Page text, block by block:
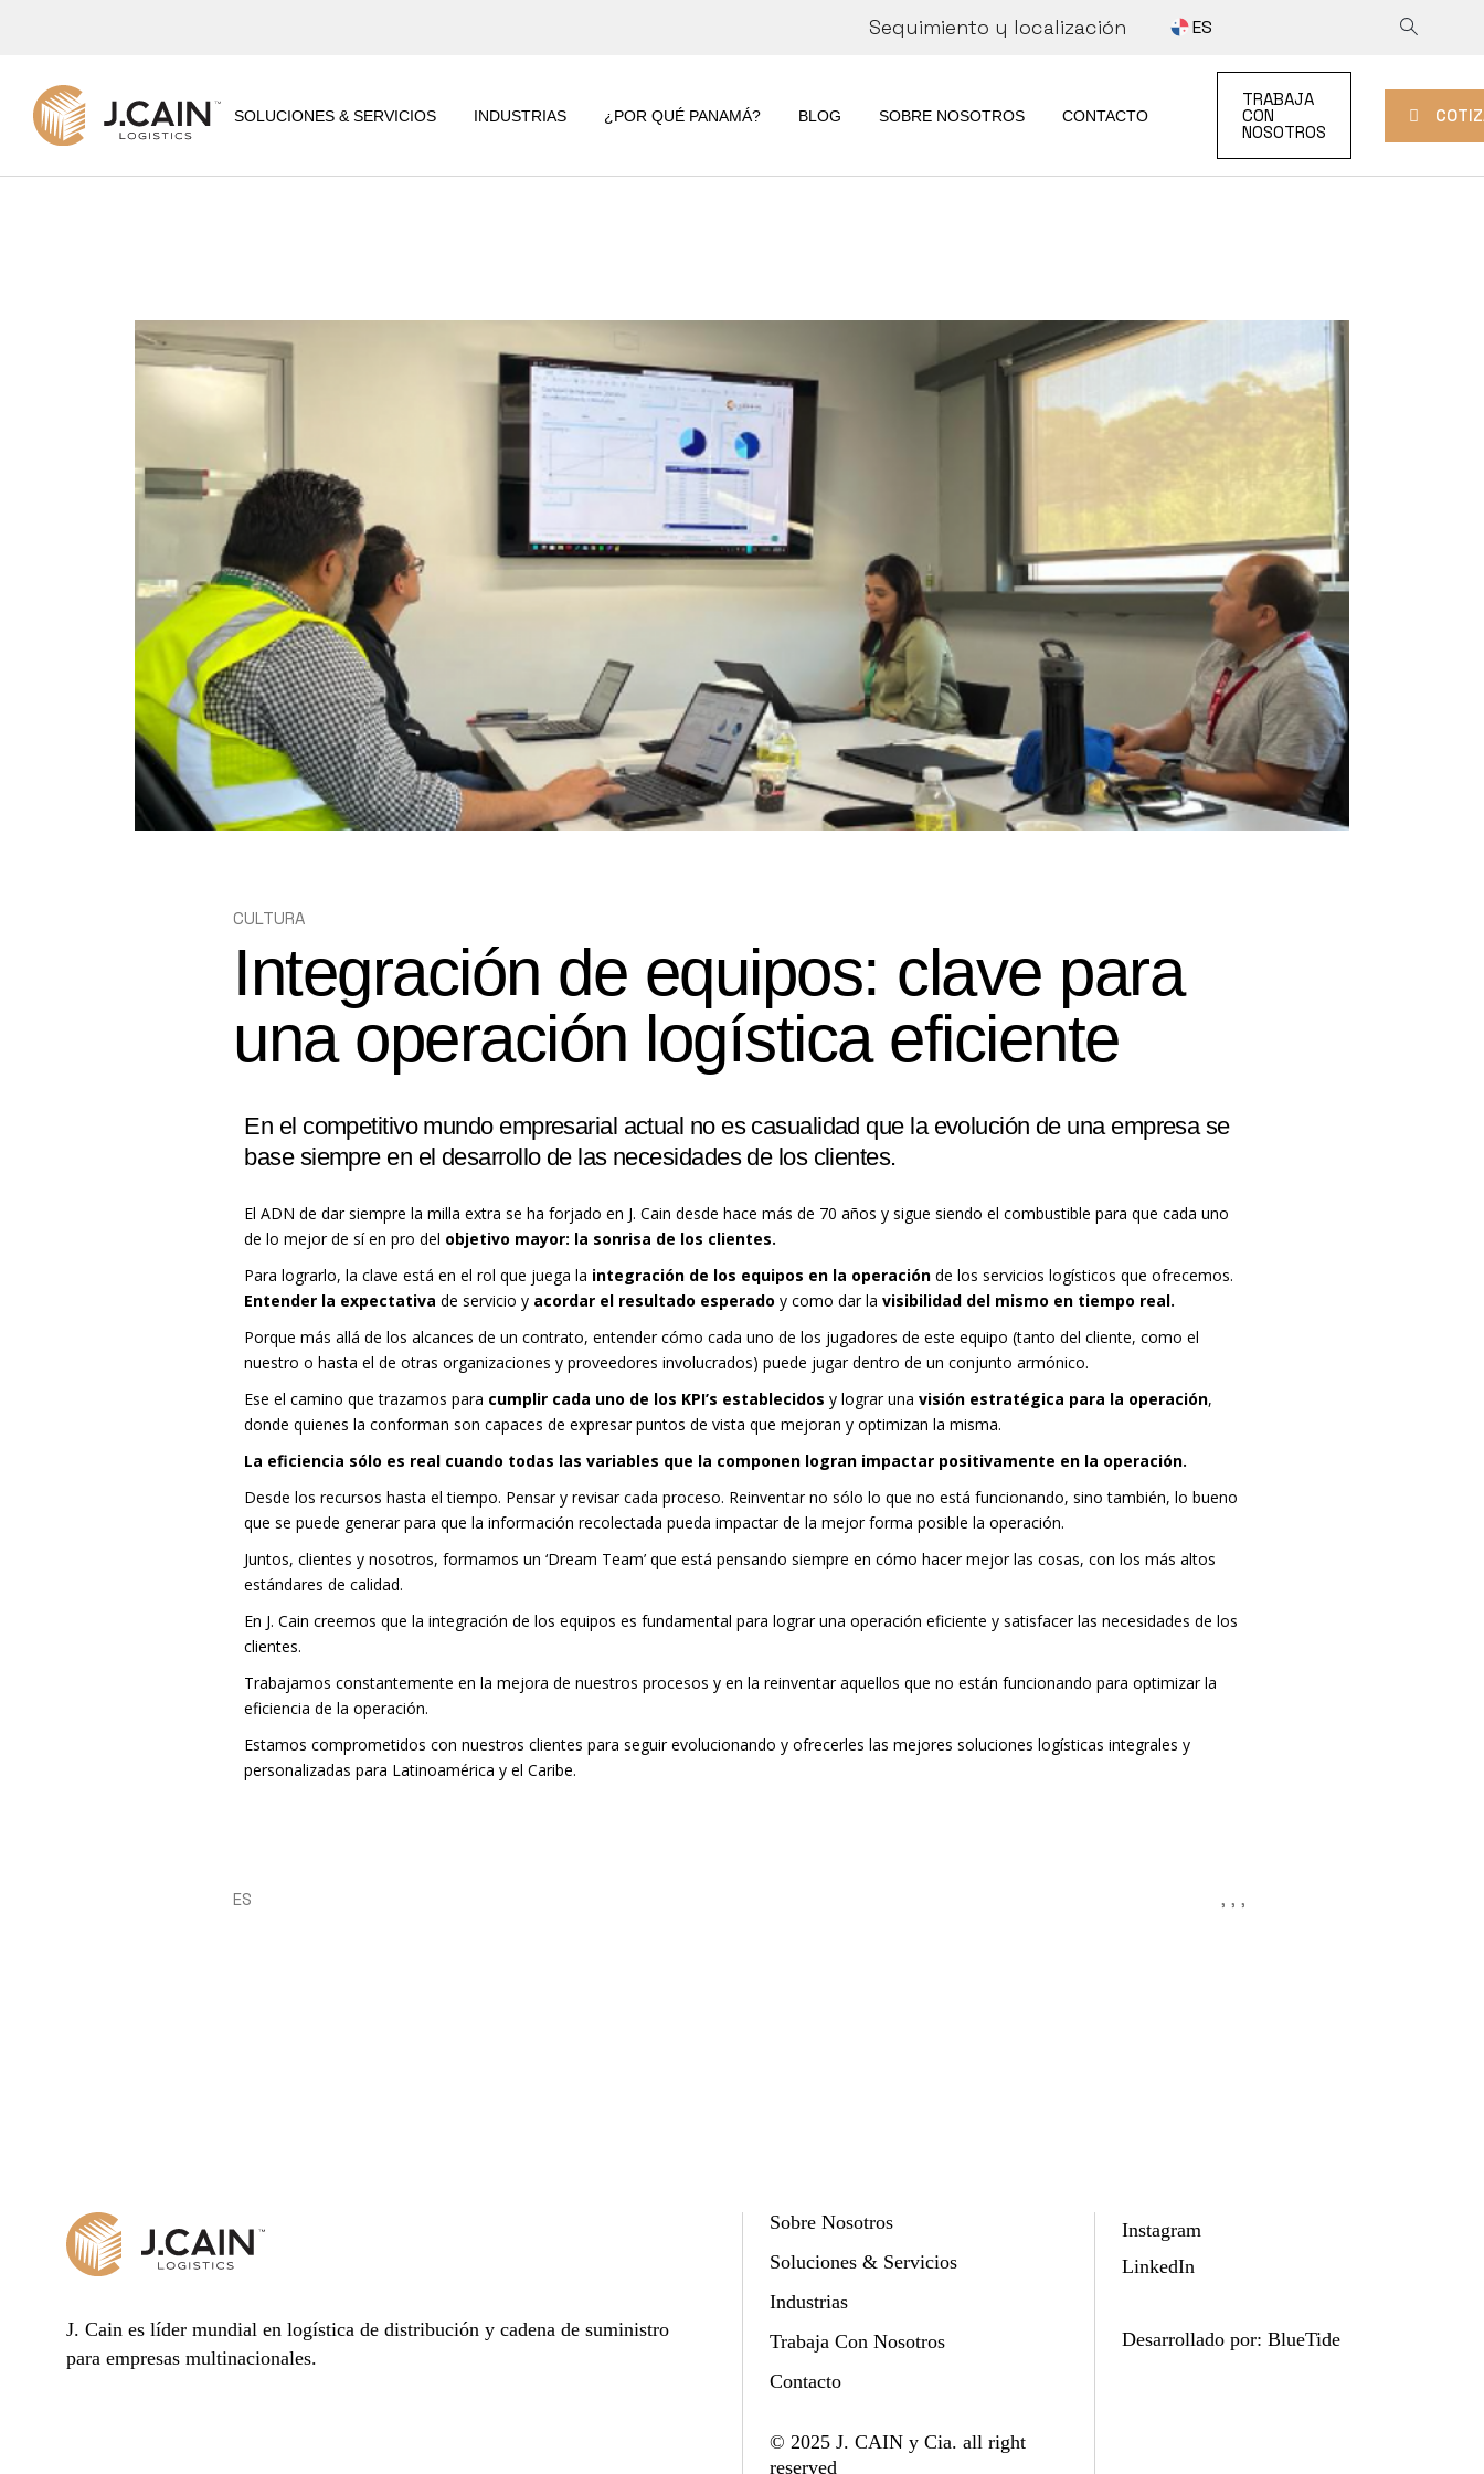
Seguimiento y localización ES
SOLUCIONES & SERVICIOS
4PL LOGÍSTICA DE
TORRE DE CONTROL
SOLUCIONES TI
CENTRO DE COMERCIO
ELECTRÓNICO
INDUSTRIAS ¿POR QUÉ PANAMÁ? BLOG SOBRE NOSOTROS CONTACTO
TRABAJA
CON
NOSOTROS
REGIONAL
CENTRO DE COMERCIO
LOGÍSTICA
TRABAJA CON
CULTURA
Integración de equipos: clave para
una operación logística eficiente
En el competitivo mundo empresarial actual no es casualidad que la evolución de una empresa se
base siempre en el desarrollo de las necesidades de los clientes.
El ADN de dar siempre la milla extra se ha forjado en J. Cain desde hace más de 70 años y sigue siendo el combustible para que cada uno
de lo mejor de sí en pro del objetivo mayor: la sonrisa de los clientes.
Para lograrlo, la clave está en el rol que juega la integración de los equipos en la operación de los servicios logísticos que ofrecemos.
Entender la expectativa de servicio y acordar el resultado esperado y como dar lavisibilidad del mismo en tiempo real.
Porque más allá de los alcances de un contrato, entender cómo cada uno de los jugadores de este equipo (tanto del cliente, como el
nuestro o hasta el de otras organizaciones y proveedores involucrados) puede jugar dentro de un conjunto armónico.
Ese el camino que trazamos para cumplir cada uno de los KPI’s establecidos y lograr unavisión estratégica para la operación,
donde quienes la conforman son capaces de expresar puntos de vista que mejoran y optimizan la misma.
La eficiencia sólo es real cuando todas las variables que la componen logran impactar positivamente en la operación.
Desde los recursos hasta el tiempo. Pensar y revisar cada proceso. Reinventar no sólo lo que no está funcionando, sino también, lo bueno
que se puede generar para que la información recolectada pueda impactar de la mejor forma posible la operación.
Juntos, clientes y nosotros, formamos un ‘Dream Team’ que está pensando siempre en cómo hacer mejor las cosas, con los más altos
estándares de calidad.
En J. Cain creemos que la integración de los equipos es fundamental para lograr una operación eficiente y satisfacer las necesidades de los
clientes.
Trabajamos constantemente en la mejora de nuestros procesos y en la reinventar aquellos que no están funcionando para optimizar la
eficiencia de la operación.
Estamos comprometidos con nuestros clientes para seguir evolucionando y ofrecerles las mejores soluciones logísticas integrales y
personalizadas para Latinoamérica y el Caribe.
ES
J. Cain es líder mundial en logística de distribución y cadena de suministro
para empresas multinacionales.
Sobre Nosotros
Soluciones & Servicios
Industrias
Trabaja Con Nosotros
Contacto
© 2025 J. CAIN y Cia. all right
reserved
Instagram
LinkedIn
Desarrollado por: BlueTide